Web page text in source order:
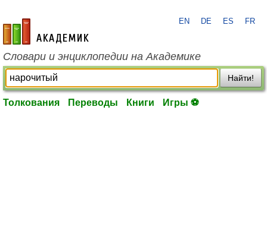
academic.ru
EN DE ES FR
Словари и энциклопедии на Академике
Найти!
Толкования Переводы Книги Игры ⚽